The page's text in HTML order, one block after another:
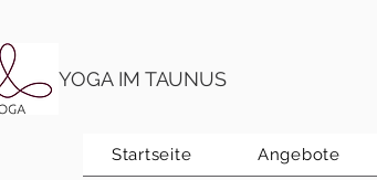
YOGA IM TAUNUS
Startseite Angebote